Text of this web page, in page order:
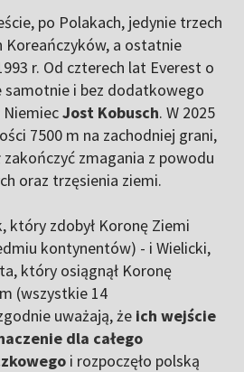
po Polakach, jedynie trzech
a ostatnie
r. Od czterech lat Everest o
i bez dodatkowego
Jost Kobusch. W 2025
7500 m na zachodniej grani,
zakończyć zmagania z powodu
oraz trzęsienia ziemi.
który zdobył Koronę Ziemi
kontynentów) - i Wielicki,
który osiągnął Koronę
(wszystkie 14
uważają, że ich wejście
dla całego
i rozpoczęło polską